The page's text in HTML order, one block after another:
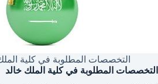
التخصصات المطلوبة في كلية
التخصصات المطلوبة في كلية الملك خالد